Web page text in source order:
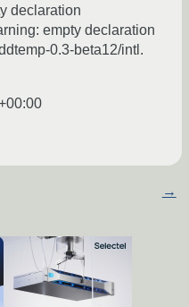
declaration
empty declaration
0.3-beta12/intl.
→